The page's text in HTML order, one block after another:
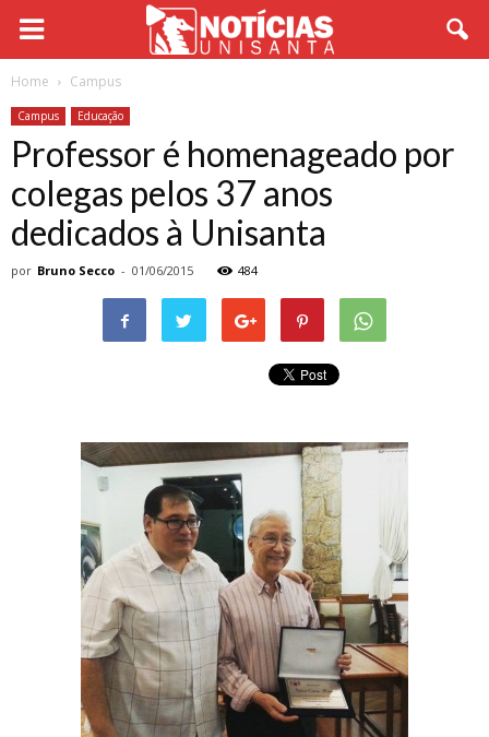
Home Campus
Campus Educação
Professor é homenageado por
colegas pelos 37 anos
dedicados à Unisanta
por Bruno Secco - 01/06/2015 484